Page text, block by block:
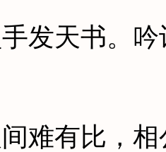
天书。吟
有比，相